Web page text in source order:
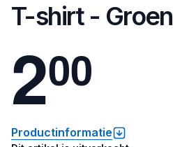
T-shirt - Groen
200
Productinformatie